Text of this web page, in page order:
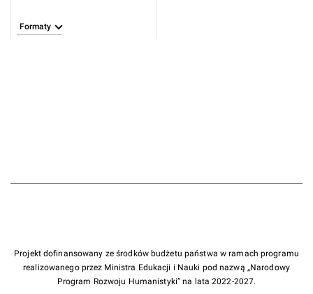
Formaty
Projekt dofinansowany ze środków budżetu państwa w ramach programu
realizowanego przez Ministra Edukacji i Nauki pod nazwą „Narodowy
Program Rozwoju Humanistyki” na lata 2022-2027.